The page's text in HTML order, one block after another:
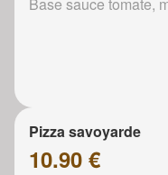
Pizza savoyarde
10.90 €